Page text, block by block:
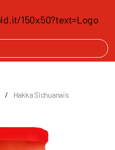
Hakka Sichuanais